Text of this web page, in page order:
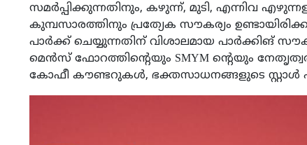
സമർപ്പിക്കുന്നതിനും, കഴുന്ന്, മുടി, എന്നിവ
കുമ്പസാരത്തിനും പ്രത്യേക സൗകര്യം
പാർക്ക് ചെയ്യുന്നതിന് വിശാലമായ പാർക്കിങ്
മെൻസ് ഫോറത്തിന്റെയും SMYM ന്റെയും
കോഫീ കൗണ്ടറുകൾ, ഭക്തസാധനങ്ങളുടെ സ്റ്റാൾ